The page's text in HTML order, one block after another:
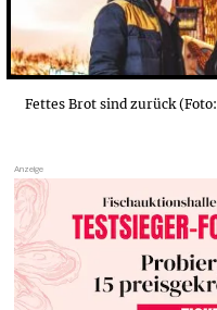
Fettes Brot sind zurück